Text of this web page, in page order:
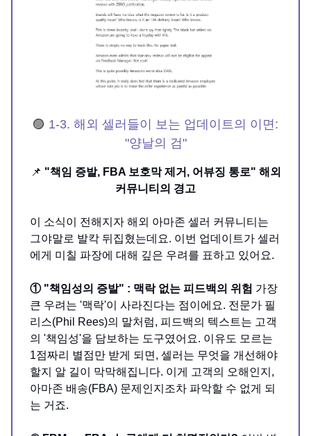
🟣 1-3. 해외 셀러들이 보는 업데이트의 이면:
"양날의 검"
📌 "책임 증발, FBA 보호막 제거, 어뷰징 통로" 해외
커뮤니티의 경고
이 소식이 전해지자 해외 아마존 셀러 커뮤니티는
그야말로 발칵 뒤집혔는데요. 이번 업데이트가 셀러
에게 미칠 파장에 대해 깊은 우려를 표하고 있어요.
① "책임성의 증발" : 맥락 없는 피드백의 위험 가장
큰 우려는 '맥락'이 사라진다는 점이에요. 전문가 필
리스(Phil Rees)의 말처럼, 피드백의 텍스트는 고객
의 '책임성'을 담보하는 도구였어요. 이유도 모르는
1점짜리 별점만 받게 되면, 셀러는 무엇을 개선해야
할지 알 길이 막막해집니다. 이게 고객의 오해인지,
아마존 배송(FBA) 문제인지조차 파악할 수 없게 되
는 거죠.